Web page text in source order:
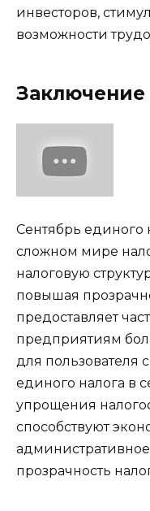
инвесторов,
возможности
Заключение
Сентябрь единого
сложном мире
налоговую
повышая
предоставляет
предприятиям
для пользователя
единого налога в
упрощения
способствуют
прозрачность